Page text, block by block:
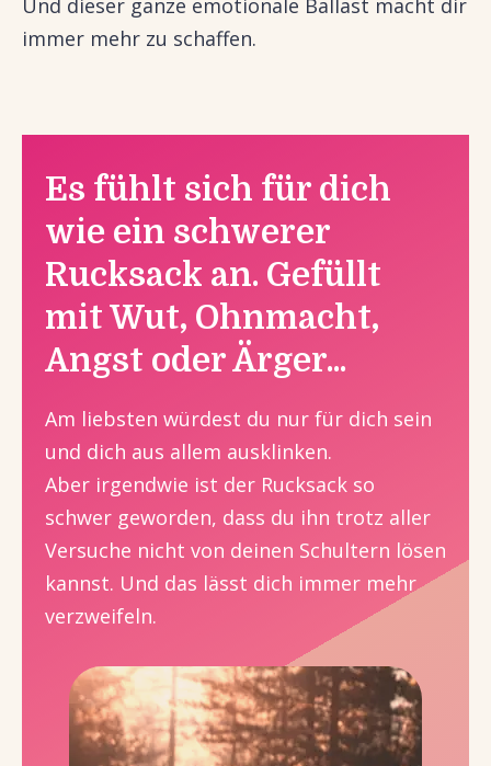
Und dieser ganze emotionale Ballast macht dir
immer mehr zu schaffen.
Es fühlt sich für dich
wie ein schwerer
Rucksack an. Gefüllt
mit Wut, Ohnmacht,
Angst oder Ärger...
Am liebsten würdest du nur für dich sein
und dich aus allem ausklinken.
Aber irgendwie ist der Rucksack so
schwer geworden, dass du ihn trotz aller
Versuche nicht von deinen Schultern lösen
kannst. Und das lässt dich immer mehr
verzweifeln.